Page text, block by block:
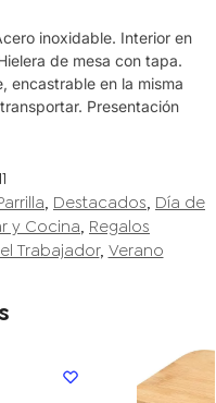
inoxidable. Interior en
de mesa con tapa.
encastrable en la misma
Presentación
, Destacados, Día de
y Cocina, Regalos
Trabajador, Verano